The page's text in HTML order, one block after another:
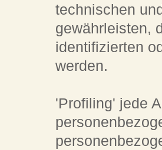
technischen
gewährleisten,
identifizierten
werden.
'Profiling' jede